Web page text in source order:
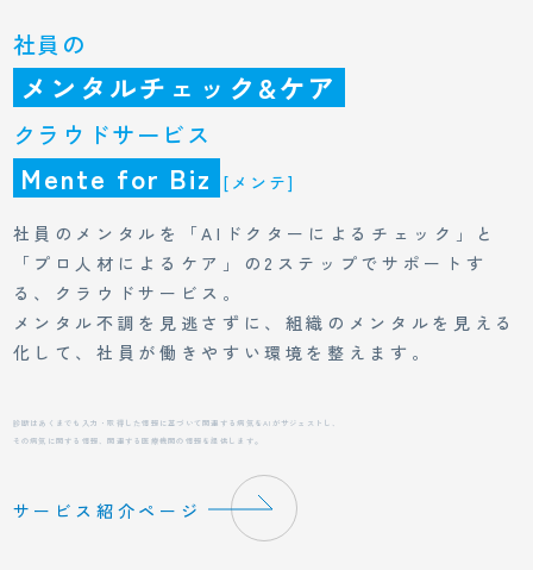
社員の
メンタルチェック&ケア
クラウドサービス
Mente for Biz [メンテ]
社員のメンタルを「AIドクターによるチェック」と
「プロ人材によるケア」の2ステップでサポートす
る、クラウドサービス。
メンタル不調を見逃さずに、組織のメンタルを見える
化して、社員が働きやすい環境を整えます。
診断はあくまでも入力・取得した情報に基づいて関連する病気をAIがサジェストし、
その病気に関する情報、関連する医療機関の情報を提供します。
サービス紹介ページ